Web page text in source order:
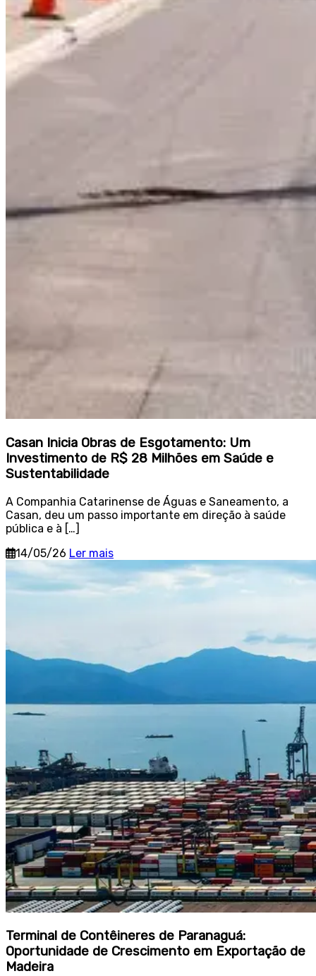
Casan Inicia Obras de Esgotamento: Um
Investimento de R$ 28 Milhões em Saúde e
Sustentabilidade
A Companhia Catarinense de Águas e Saneamento, a
Casan, deu um passo importante em direção à saúde
pública e à […]
14/05/26 Ler mais
Terminal de Contêineres de Paranaguá:
Oportunidade de Crescimento em Exportação de
Madeira